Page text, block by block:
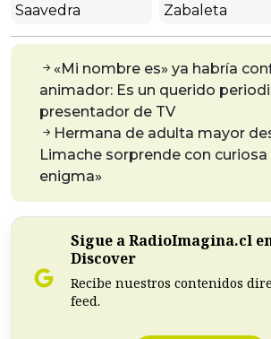
Saavedra
Zabaleta
«Mi nombre es» ya habría
animador: Es un querido
presentador de TV
Hermana de adulta mayor
Limache sorprende con curiosa
enigma»
Sigue a RadioImagina.cl
Discover
Recibe nuestros contenidos
feed.